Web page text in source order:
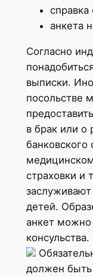
анкета
Согласно
выписки.
посольстве
в брак или о
банковского
страховки и
детей.
анкет можно
консульства.
должен